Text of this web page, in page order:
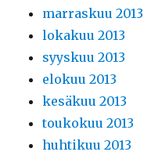
marraskuu 2013
lokakuu 2013
syyskuu 2013
elokuu 2013
kesäkuu 2013
toukokuu 2013
huhtikuu 2013